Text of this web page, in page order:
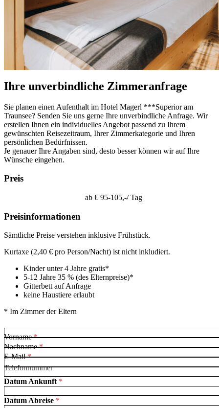
Ihre unverbindliche Zimmeranfrage
Sie planen einen Aufenthalt im Hotel Magerl ***Superior am
Traunsee? Senden Sie uns gerne Ihre unverbindliche Anfrage. Wir
erstellen Ihnen ein individuelles Angebot passend zu Ihrem
gewünschten Reisezeitraum, Ihrer Zimmerkategorie und Ihren
persönlichen Bedürfnissen.
Je genauer Ihre Angaben sind, desto besser können wir auf Ihre
Wünsche eingehen.
Preis
ab€ 95-105,-/ Tag
Preisinformationen
Sämtliche Preise verstehen inklusive Frühstück.
Kurtaxe (2,40 € pro Person/Nacht) ist nicht inkludiert.
Kinder unter 4 Jahre gratis*
5-12 Jahre 35 % (des Elternpreise)*
Gitterbett auf Anfrage
keine Haustiere erlaubt
* Im Zimmer der Eltern
Vorname*
Nachname*
A
l
t
e
N
E-Mail*
Telefonnummer
Datum Ankunft *
Datum Abreise *